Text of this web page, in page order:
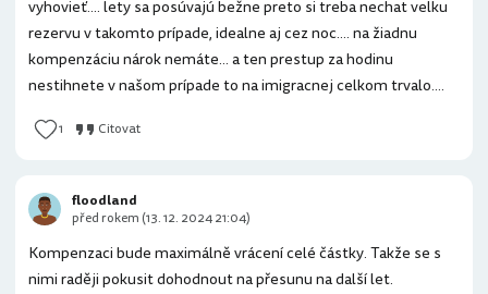
vyhovieť.... lety sa posúvajú bežne preto si treba nechat velku
rezervu v takomto prípade, idealne aj cez noc.... na žiadnu
kompenzáciu nárok nemáte... a ten prestup za hodinu
nestihnete v našom prípade to na imigracnej celkom trvalo....
1 Citovat
Kompenzaci bude maximálně vrácení celé částky. Takže se s
nimi raději pokusit dohodnout na přesunu na další let.
floodland
před rokem (13. 12. 2024 21:04)